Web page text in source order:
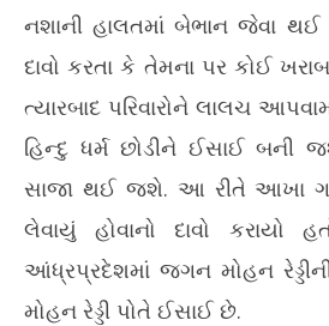
નશાની હાલતમાં બેભાન જેવા થઈ
દાવો કરતા કે તેમના પર કોઈ
ત્યારબાદ પરિવારોને લાલચ
હિન્દુ ધર્મ છોડીને ઈસાઈ બની
સાજા થઈ જશે. આ રીતે આખા
લેવાયું હોવાનો દાવો કરાયો
આંધ્રપ્રદેશમાં જગન મોહન
મોહન રેડ્ડી પોતે ઈસાઈ છે.